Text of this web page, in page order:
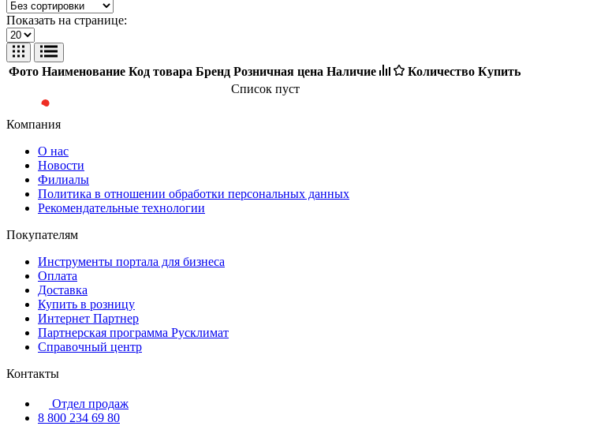
Показать на странице:
Фото Наименование Код товара Бренд Розничная цена Наличие Количество Купить
Список пуст
Компания
О нас
Новости
Филиалы
Политика в отношении обработки персональных данных
Рекомендательные технологии
Покупателям
Инструменты портала для бизнеса
Оплата
Доставка
Купить в розницу
Интернет Партнер
Партнерская программа Русклимат
Справочный центр
Контакты
Отдел продаж
8 800 234 69 80